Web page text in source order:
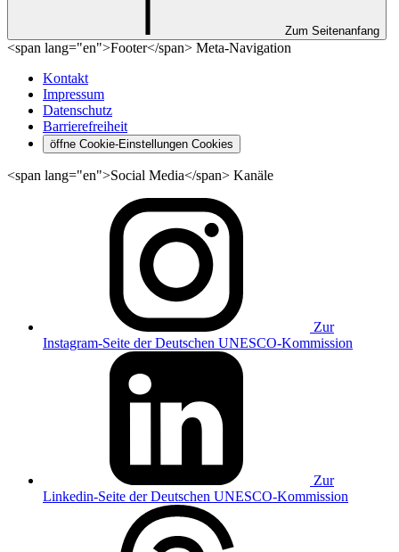
Zum Seitenanfang
<span lang="en">Footer</span> Meta-Navigation
Kontakt
Impressum
Datenschutz
Barrierefreiheit
öffne Cookie-Einstellungen Cookies
<span lang="en">Social Media</span> Kanäle
Zur
Instagram-Seite der Deutschen UNESCO-Kommission
Zur
Linkedin-Seite der Deutschen UNESCO-Kommission